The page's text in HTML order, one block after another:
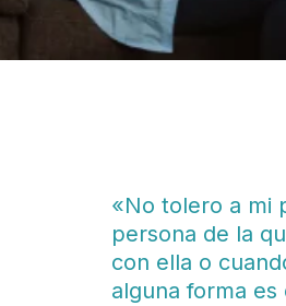
«No tolero a mi
persona de la
con ella o
alguna forma